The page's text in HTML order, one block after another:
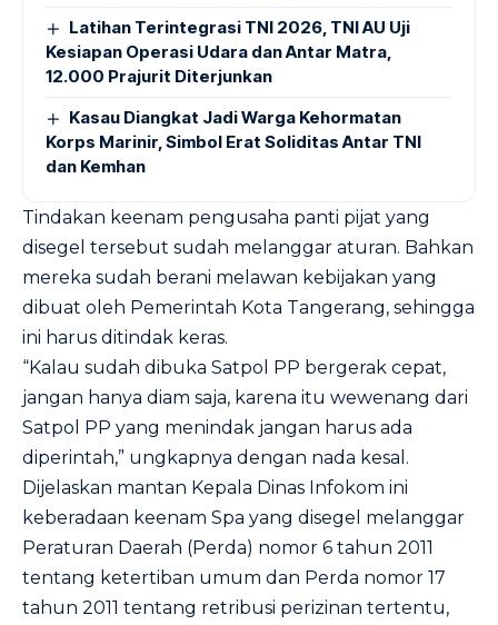
Latihan Terintegrasi TNI 2026, TNI AU Uji
Kesiapan Operasi Udara dan Antar Matra,
12.000 Prajurit Diterjunkan
Kasau Diangkat Jadi Warga Kehormatan
Korps Marinir, Simbol Erat Soliditas Antar TNI
dan Kemhan
Tindakan keenam pengusaha panti pijat yang
disegel tersebut sudah melanggar aturan. Bahkan
mereka sudah berani melawan kebijakan yang
dibuat oleh Pemerintah Kota Tangerang, sehingga
ini harus ditindak keras.
“Kalau sudah dibuka Satpol PP bergerak cepat,
jangan hanya diam saja, karena itu wewenang dari
Satpol PP yang menindak jangan harus ada
diperintah,” ungkapnya dengan nada kesal.
Dijelaskan mantan Kepala Dinas Infokom ini
keberadaan keenam Spa yang disegel melanggar
Peraturan Daerah (Perda) nomor 6 tahun 2011
tentang ketertiban umum dan Perda nomor 17
tahun 2011 tentang retribusi perizinan tertentu,